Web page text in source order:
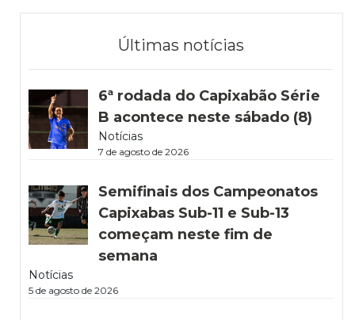
Últimas notícias
6ª rodada do Capixabão Série
B acontece neste sábado (8)
Notícias
7 de agosto de 2026
Semifinais dos Campeonatos
Capixabas Sub-11 e Sub-13
começam neste fim de
semana
Notícias
5 de agosto de 2026